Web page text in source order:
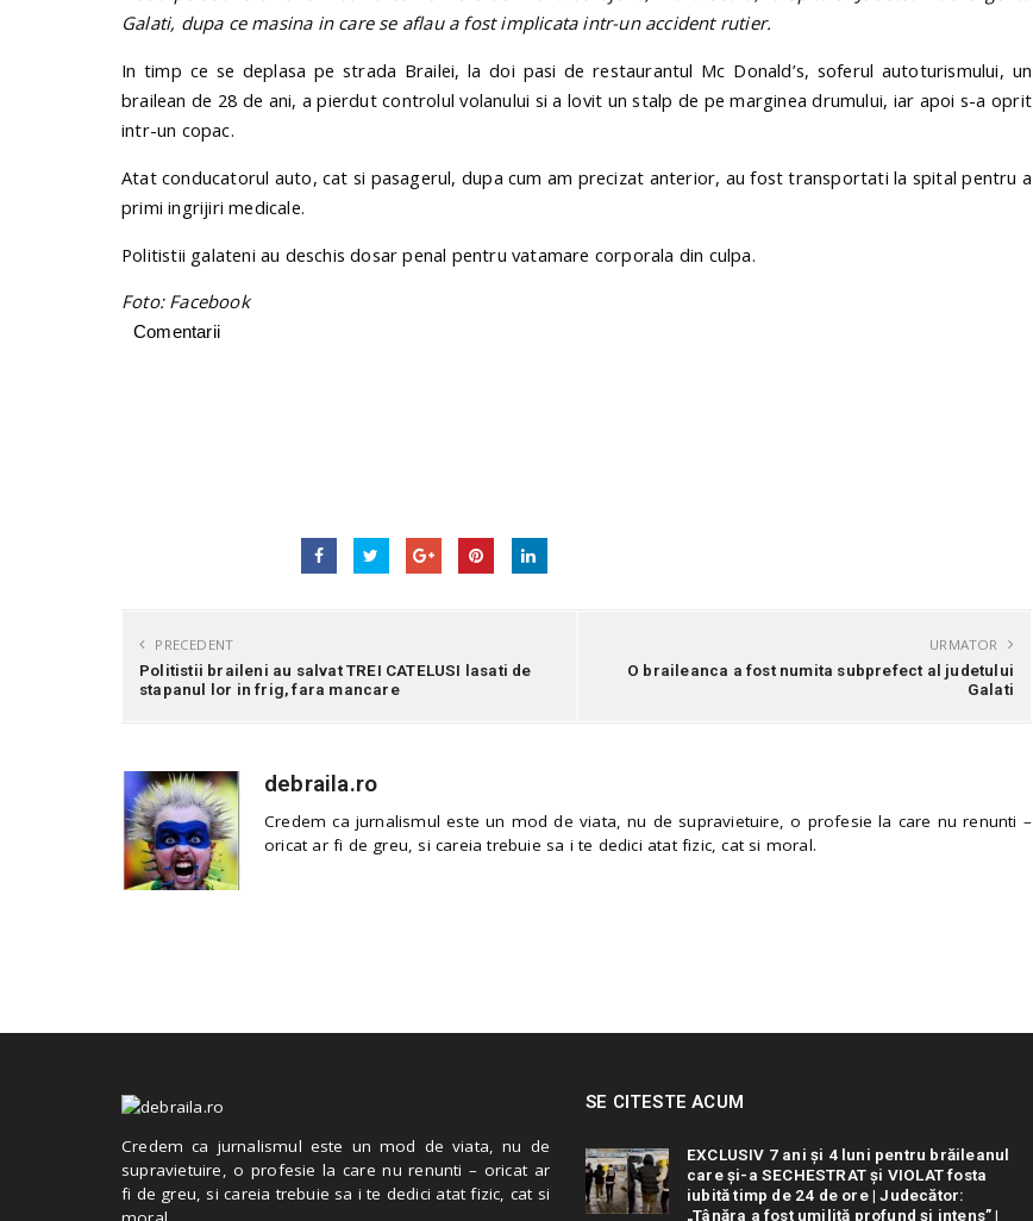
Galati, dupa ce masina in care se aflau a fost implicata intr-un accident rutier.
In timp ce se deplasa pe strada Brailei, la doi pasi de restaurantul Mc Donald’s, soferul autoturismului, un
brailean de 28 de ani, a pierdut controlul volanului si a lovit un stalp de pe marginea drumului, iar apoi s-a oprit
intr-un copac.
Atat conducatorul auto, cat si pasagerul, dupa cum am precizat anterior, au fost transportati la spital pentru a
primi ingrijiri medicale.
Politistii galateni au deschis dosar penal pentru vatamare corporala din culpa.
Foto: Facebook
Comentarii
PRECEDENT
Politistii braileni au salvat TREI CATELUSI lasati de
stapanul lor in frig, fara mancare
URMATOR
O braileanca a fost numita subprefect al judetului
Galati
debraila.ro
Credem ca jurnalismul este un mod de viata, nu de supravietuire, o profesie la care nu renunti –
oricat ar fi de greu, si careia trebuie sa i te dedici atat fizic, cat si moral.
Credem ca jurnalismul este un mod de viata, nu de
supravietuire, o profesie la care nu renunti – oricat ar
fi de greu, si careia trebuie sa i te dedici atat fizic, cat si
SE CITESTE ACUM
EXCLUSIV 7 ani și 4 luni pentru brăileanul
care și-a SECHESTRAT și VIOLAT fosta
iubită timp de 24 de ore | Judecător:
„Tânăra a fost umilită profund și intens” |